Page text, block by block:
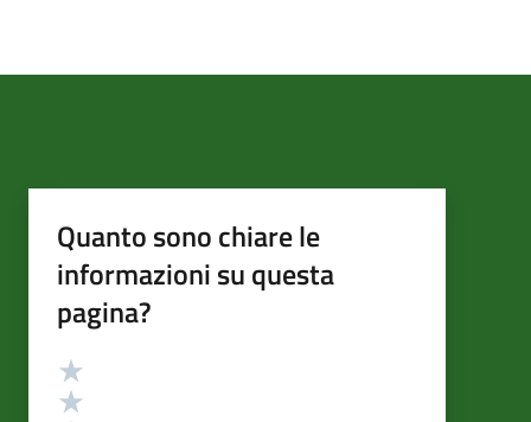
Quanto sono chiare le
informazioni su questa
pagina?
Valutazione